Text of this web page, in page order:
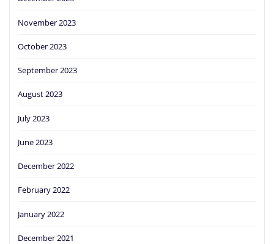
November 2023
October 2023
September 2023
August 2023
July 2023
June 2023
December 2022
February 2022
January 2022
December 2021